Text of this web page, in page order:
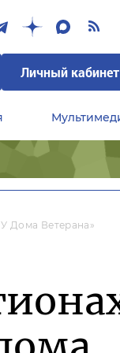
Личный
Дома Ветерана»